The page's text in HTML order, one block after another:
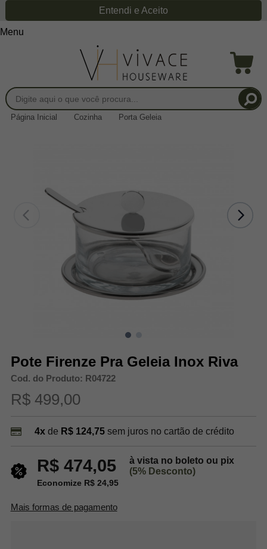
Entendi e Aceito
Menu
Página Inicial Cozinha Porta Geleia
Pote Firenze Pra Geleia Inox Riva
Cod. do Produto: R04722
R$ 499,00
4xde R$ 124,75 sem juros no cartão de crédito
R$ 474,05
à vista no boleto ou pix
(5% Desconto)
Economize R$ 24,95
Mais formas de pagamento